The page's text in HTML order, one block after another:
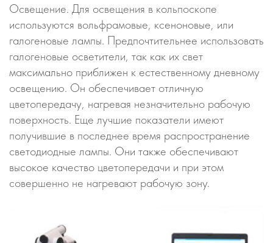
Освещение. Для освещения в кольпоскопе
используются вольфрамовые, ксеноновые, или
галогеновые лампы. Предпочтительнее использовать
галогеновые осветители, так как их свет
максимально приближен к естественному дневному
освещению. Он обеспечивает отличную
цветопередачу, нагревая незначительно рабочую
поверхность. Еще лучшие показатели имеют
получившие в последнее время распространение
светодиодные лампы. Они также обеспечивают
высокое качество цветопередачи и при этом
совершенно не нагревают рабочую зону.